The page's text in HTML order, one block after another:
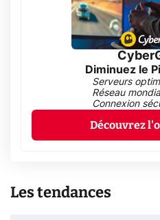
Diminuez le
Serveurs
Réseau
Connexion
Découvrez
Les tendances